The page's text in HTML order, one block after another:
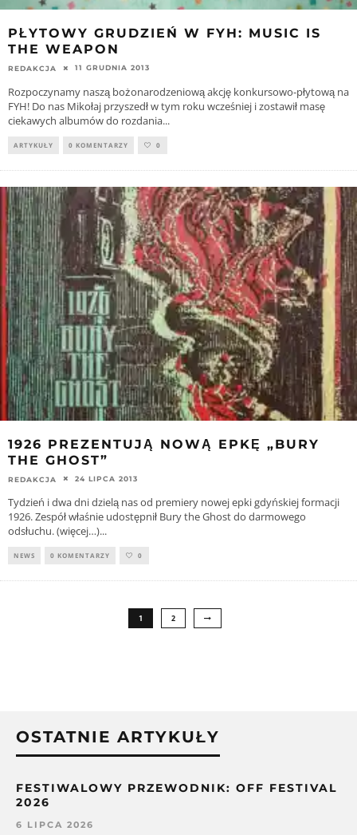
PŁYTOWY GRUDZIEŃ W FYH: MUSIC IS
THE WEAPON
REDAKCJA 11 GRUDNIA 2013
Rozpoczynamy naszą bożonarodzeniową akcję konkursowo-płytową na
FYH! Do nas Mikołaj przyszedł w tym roku wcześniej i zostawił masę
ciekawych albumów do rozdania...
ARTYKUŁY 0 KOMENTARZY 0
1926 PREZENTUJĄ NOWĄ EPKĘ „BURY
THE GHOST”
REDAKCJA 24 LIPCA 2013
Tydzień i dwa dni dzielą nas od premiery nowej epki gdyńskiej formacji
1926. Zespół właśnie udostępnił Bury the Ghost do darmowego
odsłuchu. (więcej…)...
NEWS 0 KOMENTARZY 0
1 2
OSTATNIE ARTYKUŁY
FESTIWALOWY PRZEWODNIK: OFF FESTIVAL
2026
6 LIPCA 2026